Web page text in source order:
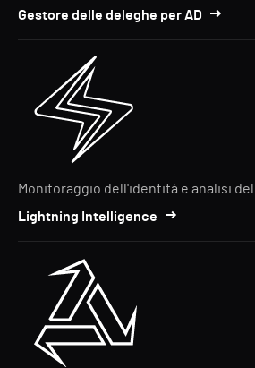
Gestore delle deleghe per AD
Monitoraggio dell'identità e analisi
Lightning Intelligence